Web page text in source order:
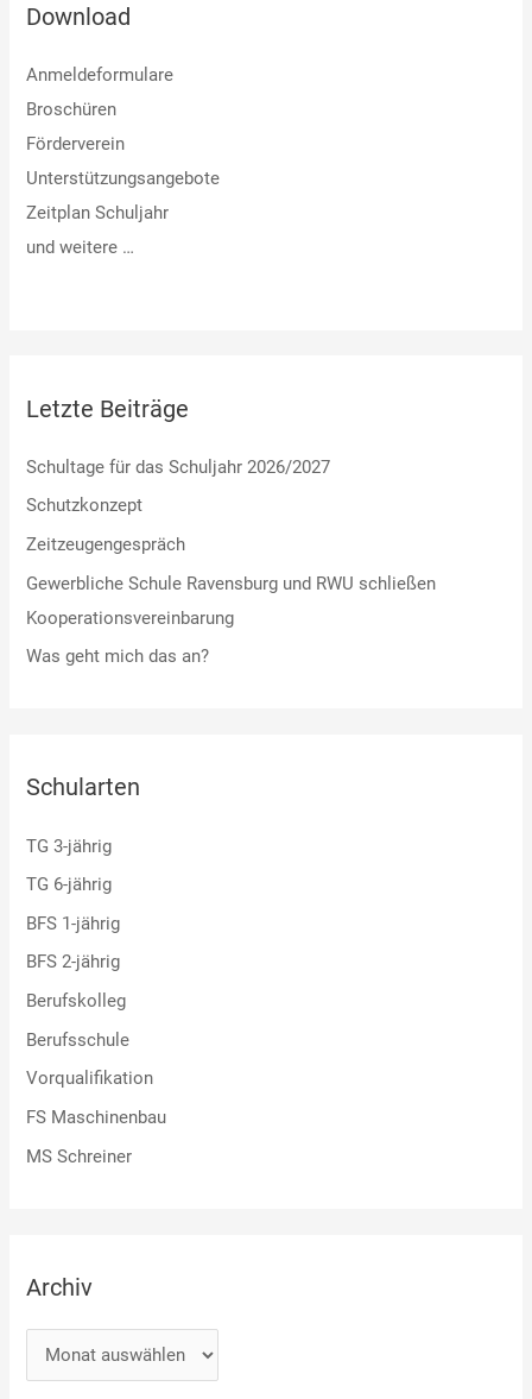
Download
Anmeldeformulare
Broschüren
Förderverein
Unterstützungsangebote
Zeitplan Schuljahr
und weitere …
Letzte Beiträge
Schultage für das Schuljahr 2026/2027
Schutzkonzept
Zeitzeugengespräch
Gewerbliche Schule Ravensburg und RWU schließen
Kooperationsvereinbarung
Was geht mich das an?
Schularten
TG 3-jährig
TG 6-jährig
BFS 1-jährig
BFS 2-jährig
Berufskolleg
Berufsschule
Vorqualifikation
FS Maschinenbau
MS Schreiner
Archiv